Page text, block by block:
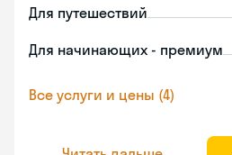
Для путешествий
Для начинающих - премиум
Все услуги и цены (4)